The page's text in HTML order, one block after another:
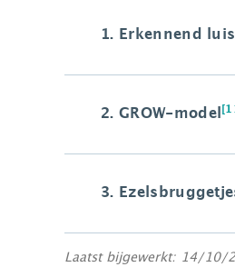
1. Erkennend
2. GROW-model
3.
Laatst bijgewerkt: 14/10/